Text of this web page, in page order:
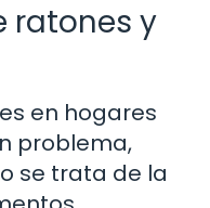
ratones y
en hogares
problema,
se trata de la